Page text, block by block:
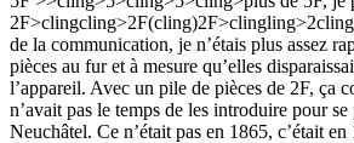
de la communication, je n’étais plus assez
pièces au fur et à mesure qu’elles
l’appareil. Avec un pile de pièces de 2F, ça
n’avait pas le temps de les introduire pour
Neuchâtel. Ce n’était pas en 1865, c’était en